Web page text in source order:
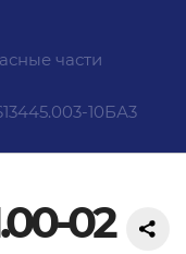
части
10БА3
02